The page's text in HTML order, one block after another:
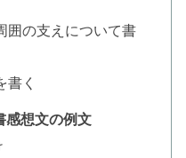
囲の支えについて書
書く
感想文の例文